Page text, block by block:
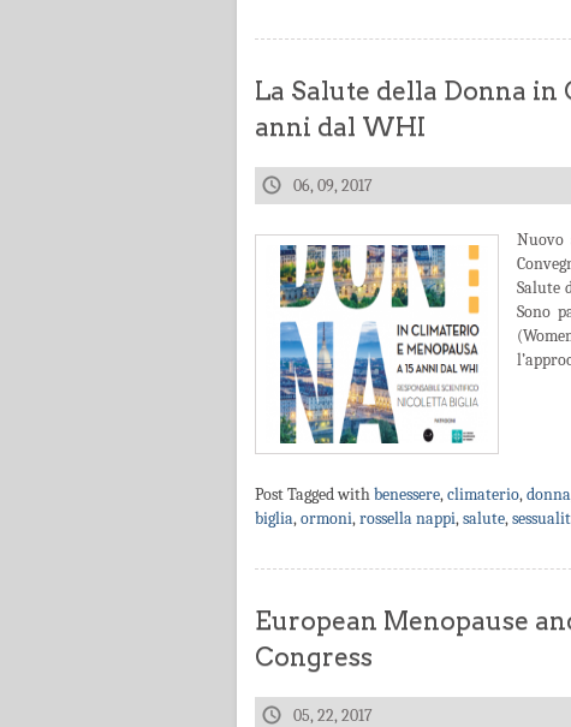
La Salute della Donna in
anni dal WHI
06, 09, 2017
Nuovo
Salute
Sono
Post Tagged withbenessere,climaterio,donna
biglia,ormoni,rossella nappi,salute,
European Menopause
Congress
05, 22, 2017